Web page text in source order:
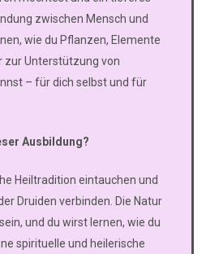
zwischen Mensch und
wie du Pflanzen, Elemente
zur Unterstützung von
– für dich selbst und für
Ausbildung?
Heiltradition eintauchen und
Druiden verbinden. Die Natur
und du wirst lernen, wie du
spirituelle und heilerische